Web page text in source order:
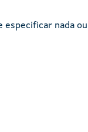
especificar nada